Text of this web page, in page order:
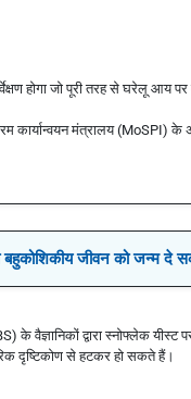
होगा जो पूरी तरह से घरेलू आय
मंत्रालय (MoSPI) के
बहुकोशिकीय जीवन को जन्म दे
वैज्ञानिकों द्वारा स्नोफ्लेक यीस्ट
दृष्टिकोण से हटकर हो सकते हैं।